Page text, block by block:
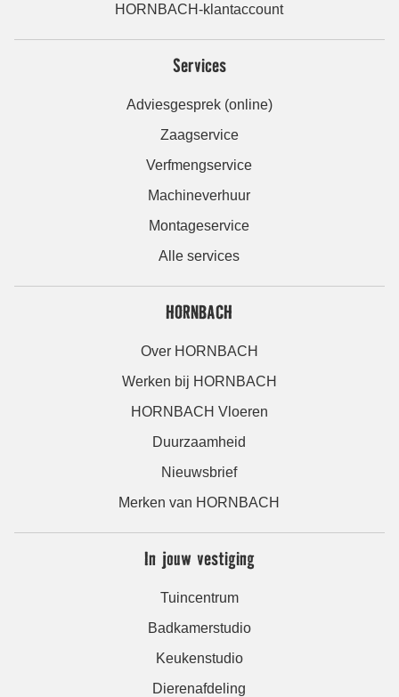
HORNBACH-klantaccount
Services
Adviesgesprek (online)
Zaagservice
Verfmengservice
Machineverhuur
Montageservice
Alle services
HORNBACH
Over HORNBACH
Werken bij HORNBACH
HORNBACH Vloeren
Duurzaamheid
Nieuwsbrief
Merken van HORNBACH
In jouw vestiging
Tuincentrum
Badkamerstudio
Keukenstudio
Dierenafdeling